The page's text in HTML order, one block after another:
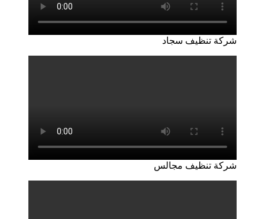
شركة تنظيف سجاد
شركة تنظيف مجالس